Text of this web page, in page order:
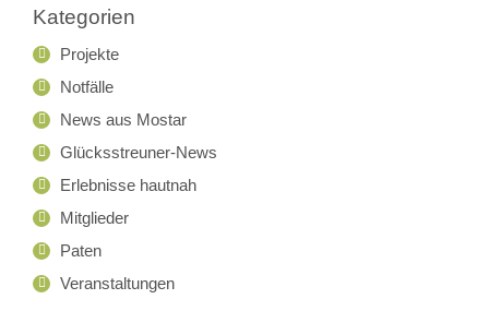
Kategorien
Projekte
Notfälle
News aus Mostar
Glücksstreuner-News
Erlebnisse hautnah
Mitglieder
Paten
Veranstaltungen